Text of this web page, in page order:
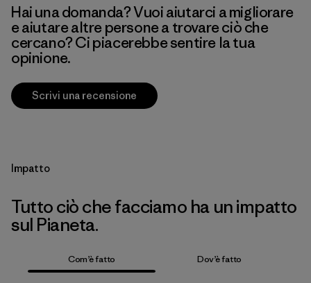
Hai una domanda? Vuoi aiutarci a migliorare
e aiutare altre persone a trovare ciò che
cercano? Ci piacerebbe sentire la tua
opinione.
Scrivi una recensione
Impatto
Tutto ciò che facciamo ha un impatto
sul Pianeta.
Com’è fatto Dov’è fatto